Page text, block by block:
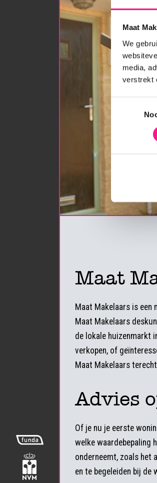
Maat
We
media,
verstrekt
Maat
Maat Makelaars is een
Maat Makelaars
de lokale huizenmarkt
verkopen, of
Maat Makelaars
Advies
Of je nu je eerste
welke waardebepaling
onderneemt, zoals het
en te begeleiden bij